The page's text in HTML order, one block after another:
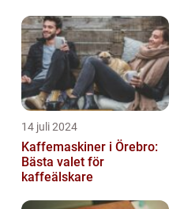
14 juli 2024
Kaffemaskiner i Örebro:
Bästa valet för
kaffeälskare